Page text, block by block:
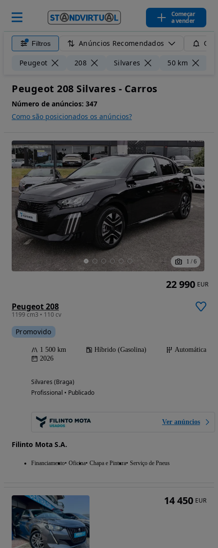
Começar
a vender
Filtros Anúncios Recomendados
Peugeot 208 Silvares 50 km
Peugeot 208 Silvares - Carros
Número de anúncios: 347
Como são posicionados os anúncios?
1 / 6
Peugeot 208
1199 cm3 • 110 cv
Promovido
1 500 km Híbrido (Gasolina)
Automática
2026
Silvares (Braga)
Profissional • Publicado
Ver anúncios
Filinto Mota S.A.
Financiamento Oficina Chapa e Pintura Serviço de Pneus
22 990 EUR
14 450 EUR